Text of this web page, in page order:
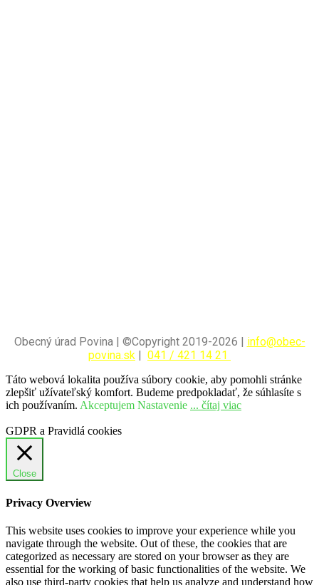
Obecný úrad Povina | ©Copyright 2019-2026 | info@obec-
povina.sk
041 / 421 14 21
Táto webová lokalita používa súbory cookie, aby pomohli stránke
zlepšiť užívateľský komfort. Budeme predpokladať, že súhlasíte s
ich používaním. Akceptujem Nastavenie ... čítaj viac
GDPR a Pravidlá cookies
Close
Privacy Overview
This website uses cookies to improve your experience while you
navigate through the website. Out of these, the cookies that are
categorized as necessary are stored on your browser as they are
essential for the working of basic functionalities of the website. We
also use third-party cookies that help us analyze and understand how